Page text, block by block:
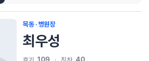
목동 · 병원장
최우성